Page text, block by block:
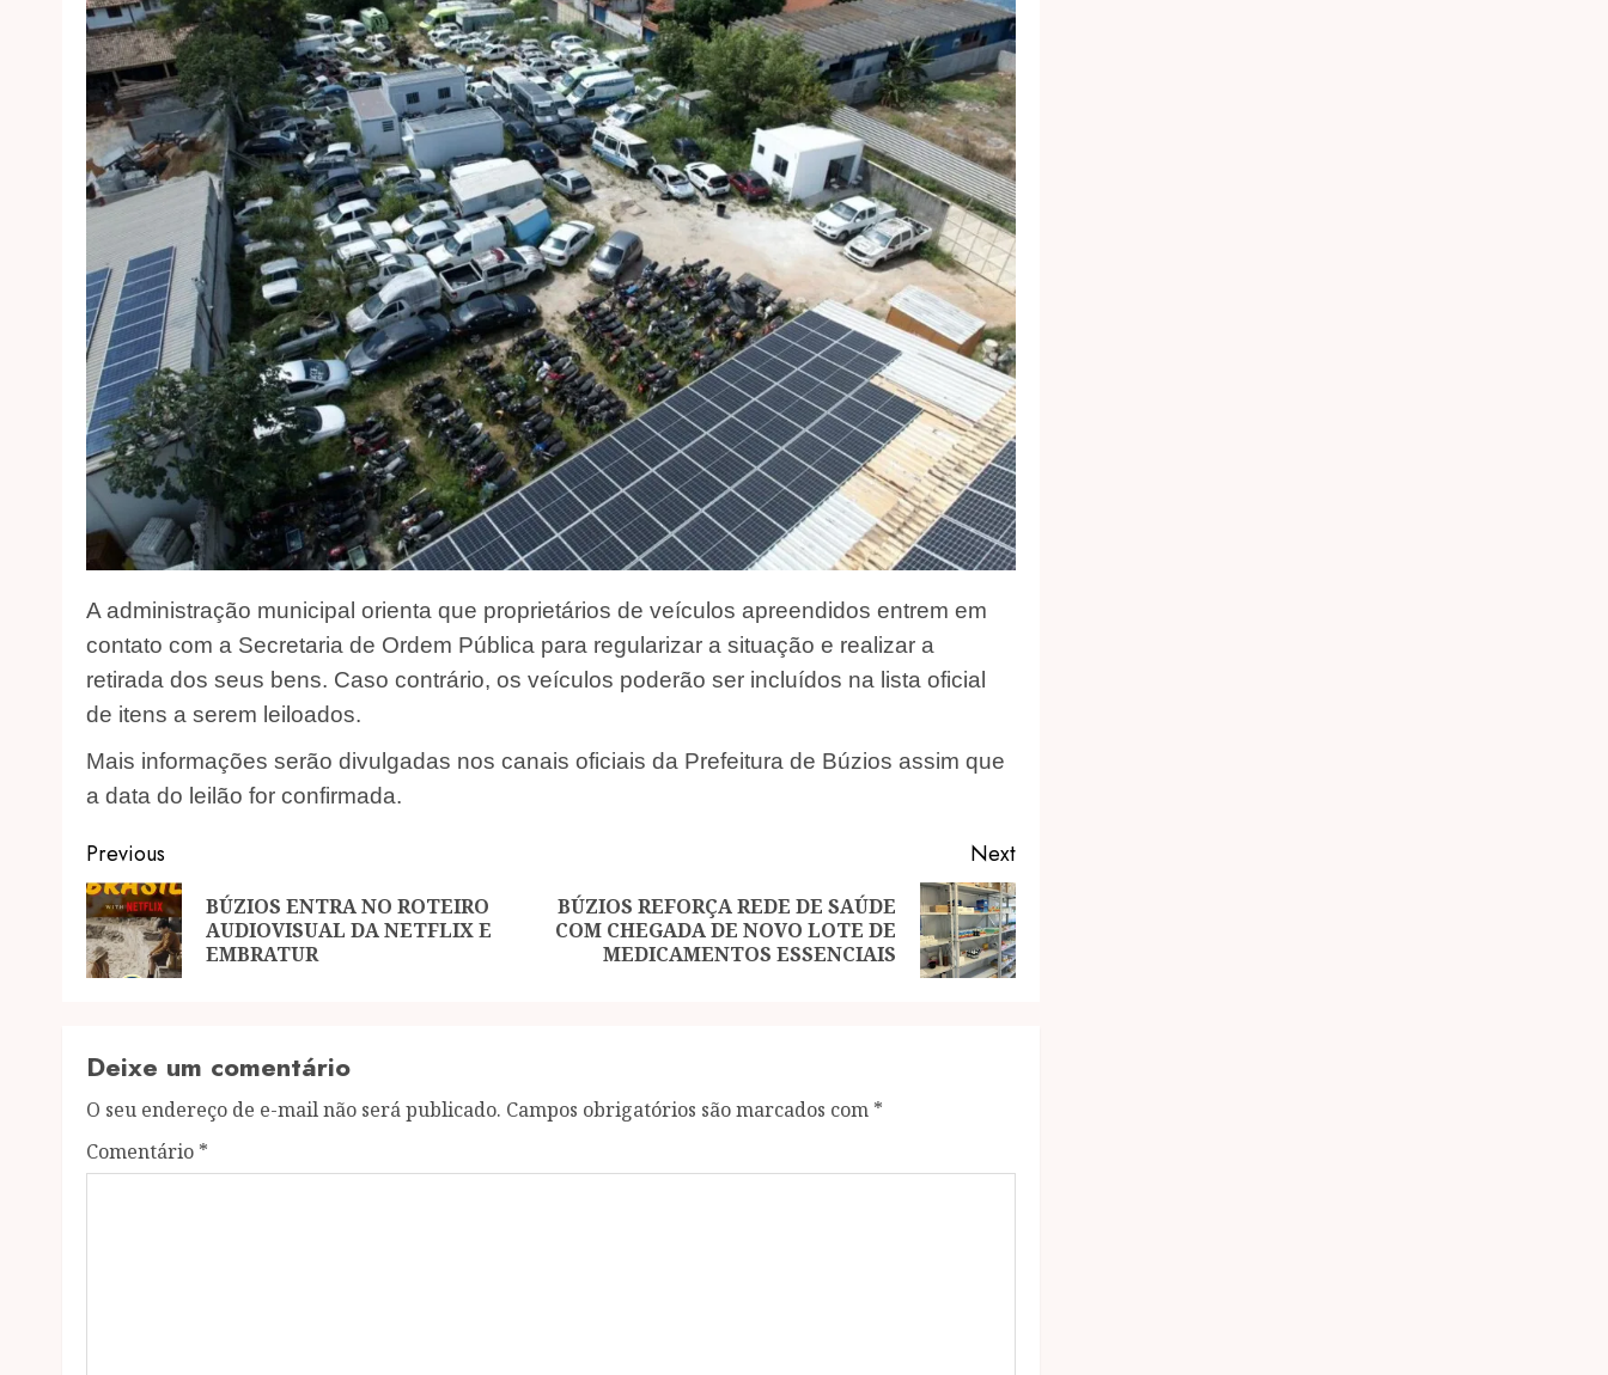
A administração municipal orienta que proprietários de veículos apreendidos entrem em
contato com a Secretaria de Ordem Pública para regularizar a situação e realizar a
retirada dos seus bens. Caso contrário, os veículos poderão ser incluídos na lista oficial
de itens a serem leiloados.
Mais informações serão divulgadas nos canais oficiais da Prefeitura de Búzios assim que
a data do leilão for confirmada.
Post
navigation
Previous
Previous
BÚZIOS ENTRA NO ROTEIRO
AUDIOVISUAL DA NETFLIX E
EMBRATUR
Next
Next
BÚZIOS REFORÇA REDE DE SAÚDE
COM CHEGADA DE NOVO LOTE DE
MEDICAMENTOS ESSENCIAIS
Deixe um comentário
O seu endereço de e-mail não será publicado. Campos obrigatórios são marcados com *
Comentário *